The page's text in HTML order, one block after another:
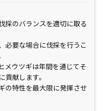
採のバランスを適切に取る
必要な場合に伐採を行うこ
メウツギは年間を通じてそ
献します。
の特性を最大限に発揮させ